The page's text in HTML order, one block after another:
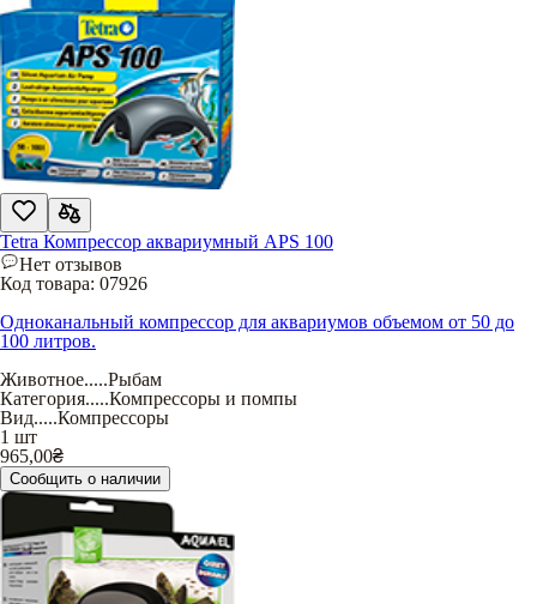
Tetra Компрессор аквариумный APS 100
Нет отзывов
Код товара: 07926
Одноканальный компрессор для аквариумов объемом от 50 до
100 литров.
Животное.....Рыбам
Категория.....Компрессоры и помпы
Вид.....Компрессоры
1 шт
965,00₴
Сообщить о наличии